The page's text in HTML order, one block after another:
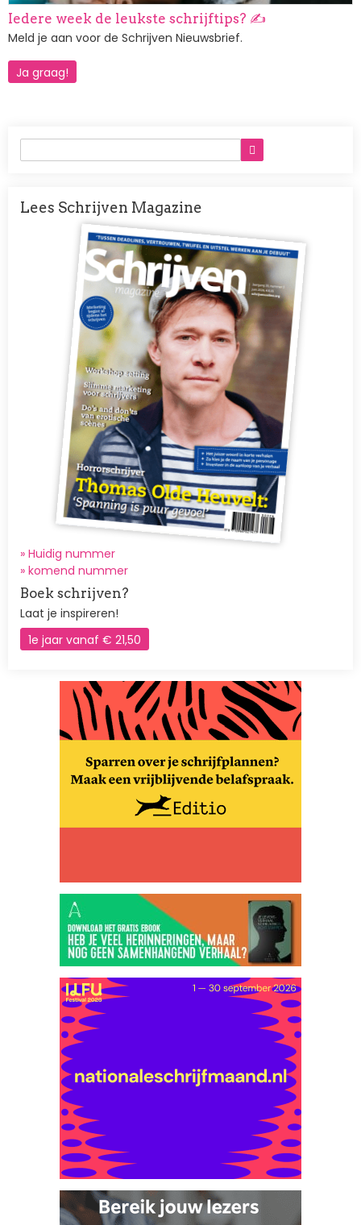
Iedere week de leukste schrijftips? ✍️
Meld je aan voor de Schrijven Nieuwsbrief.
Ja graag!
Lees Schrijven Magazine
Afbeelding
» Huidig nummer
» komend nummer
Boek schrijven?
Laat je inspireren!
1e jaar vanaf € 21,50